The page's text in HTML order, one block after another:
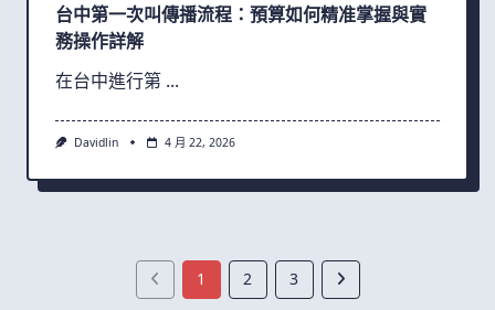
台中第一次叫傳播流程：預算如何精准掌握與實
務操作詳解
在台中進行第 ...
Davidlin 4 月 22, 2026
1 2 3